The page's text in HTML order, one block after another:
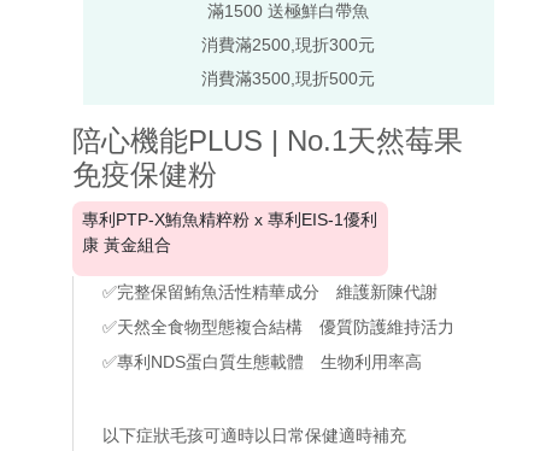
滿1500 送極鮮白帶魚
消費滿2500,現折300元
消費滿3500,現折500元
陪心機能PLUS | No.1天然莓果
免疫保健粉
專利PTP-X鮪魚精粹粉 x 專利EIS-1優利
康 黃金組合
✅完整保留鮪魚活性精華成分 維護新陳代謝
✅天然全食物型態複合結構 優質防護維持活力
✅專利NDS蛋白質生態載體 生物利用率高
以下症狀毛孩可適時以日常保健適時補充